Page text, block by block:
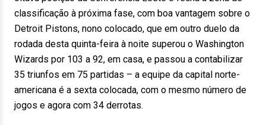
classificação à próxima fase, com boa vantagem sobre o
Detroit Pistons, nono colocado, que em outro duelo da
rodada desta quinta-feira à noite superou o Washington
Wizards por 103 a 92, em casa, e passou a contabilizar
35 triunfos em 75 partidas – a equipe da capital norte-
americana é a sexta colocada, com o mesmo número de
jogos e agora com 34 derrotas.